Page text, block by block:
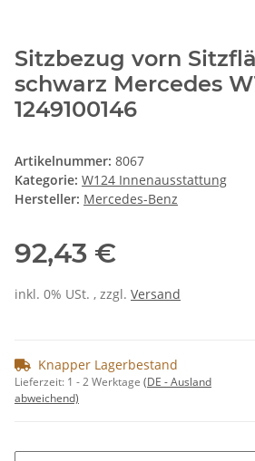
Sitzbezug vorn
schwarz Mercedes
1249100146
Artikelnummer: 8067
Kategorie: W124 Innenausstattung
Hersteller: Mercedes-Benz
92,43 €
inkl. 0% USt. , zzgl. Versand
Knapper Lagerbestand
Lieferzeit: 1 - 2 Werktage (DE - Ausland
abweichend)